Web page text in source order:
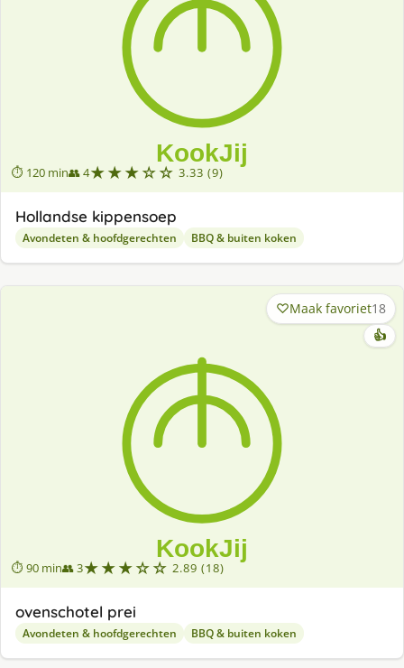
⏱ 120 min👥 4★★★☆☆ 3.33 (9)
Hollandse kippensoep
Avondeten & hoofdgerechten BBQ & buiten koken
⏱ 90 min👥 3★★★☆☆ 2.89 (18)
Maak favoriet18
👍
ovenschotel prei
Avondeten & hoofdgerechten BBQ & buiten koken